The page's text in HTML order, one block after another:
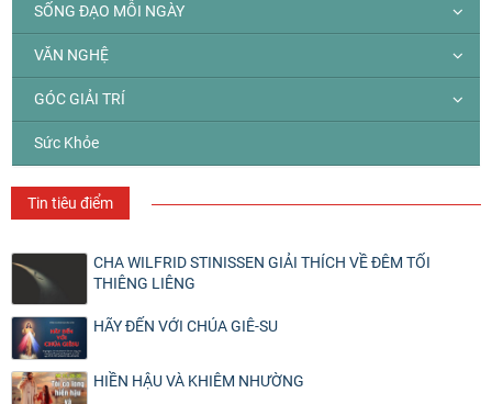
SỐNG ĐẠO MỖI NGÀY
VĂN NGHỆ
GÓC GIẢI TRÍ
Sức Khỏe
Tin tiêu điểm
CHA WILFRID STINISSEN GIẢI THÍCH VỀ ĐÊM TỐI
THIÊNG LIÊNG
HÃY ĐẾN VỚI CHÚA GIÊ-SU
HIỀN HẬU VÀ KHIÊM NHƯỜNG